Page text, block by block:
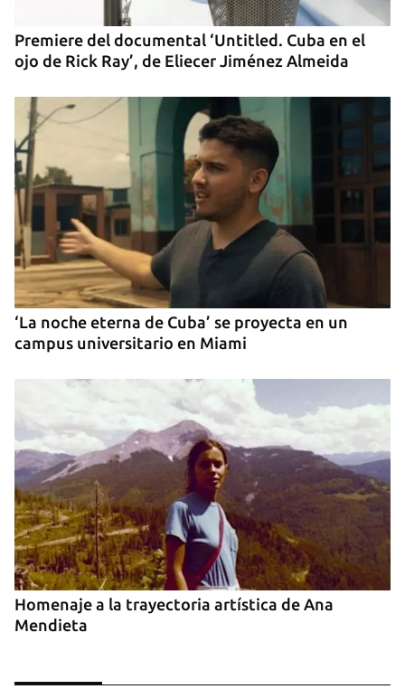
Guardar como favorito
Para poder guardar como favorito, primero has de
iniciar sesión con tu cuenta de 14ymedio.
INICIAR SESIÓN CANCELAR
Premiere del documental ‘Untitled. Cuba en el
ojo de Rick Ray’, de Eliecer Jiménez Almeida
‘La noche eterna de Cuba’ se proyecta en un
campus universitario en Miami
Homenaje a la trayectoria artística de Ana
Mendieta